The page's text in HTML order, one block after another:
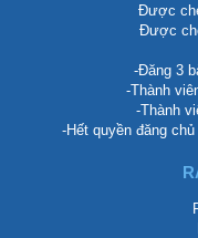
Được
Được
-Đăng 3
-Thành
-Thành
-Hết quyền đăng